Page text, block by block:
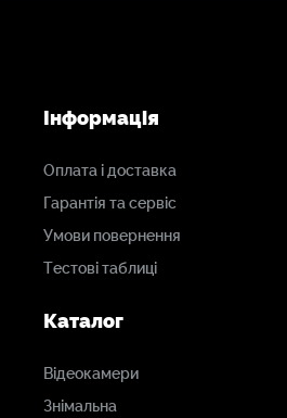
Інформація
Оплата і доставка
Гарантія та сервіс
Умови повернення
Тестові таблиці
Каталог
Відеокамери
Знімальна